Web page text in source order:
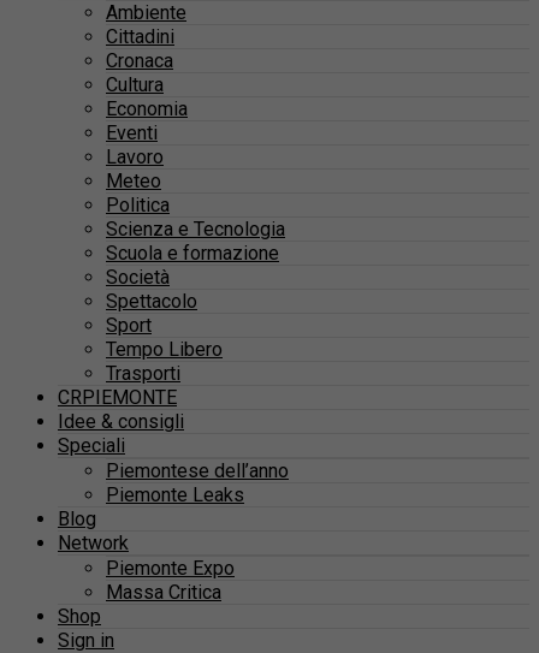
Ambiente
Cittadini
Cronaca
Cultura
Economia
Eventi
Lavoro
Meteo
Politica
Scienza e Tecnologia
Scuola e formazione
Società
Spettacolo
Sport
Tempo Libero
Trasporti
CRPIEMONTE
Idee & consigli
Speciali
Piemontese dell’anno
Piemonte Leaks
Blog
Network
Piemonte Expo
Massa Critica
Shop
Sign in